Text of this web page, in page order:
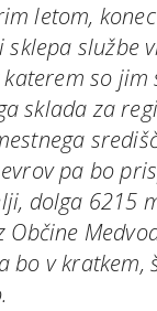
letom,
sklepa službe
so
sklada za
pa bo
dolga 6215
Občine
bo v kratkem,